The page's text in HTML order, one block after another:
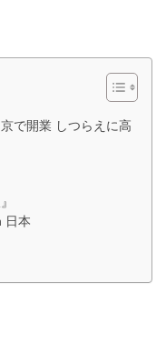
で開業 しつらえに高
日本